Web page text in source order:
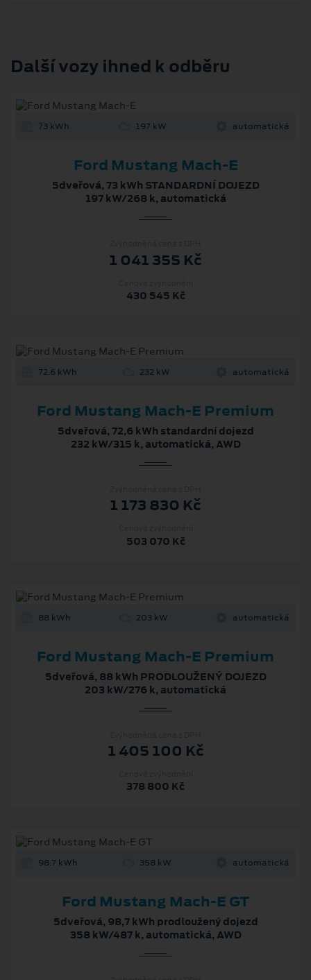
Další vozy ihned k odběru
73 kWh 197 kW automatická
Ford Mustang Mach-E
5dveřová, 73 kWh STANDARDNÍ DOJEZD
197 kW/268 k, automatická
1 041 355 Kč
430 545 Kč
72.6 kWh 232 kW automatická
Ford Mustang Mach‑E Premium
5dveřová, 72,6 kWh standardní dojezd
232 kW/315 k, automatická, AWD
1 173 830 Kč
503 070 Kč
88 kWh 203 kW automatická
Ford Mustang Mach‑E Premium
5dveřová, 88 kWh PRODLOUŽENÝ DOJEZD
203 kW/276 k, automatická
1 405 100 Kč
378 800 Kč
98.7 kWh 358 kW automatická
Ford Mustang Mach-E GT
5dveřová, 98,7 kWh prodloužený dojezd
358 kW/487 k, automatická, AWD